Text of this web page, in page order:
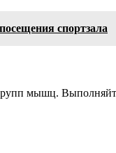
спортзала
мышц.